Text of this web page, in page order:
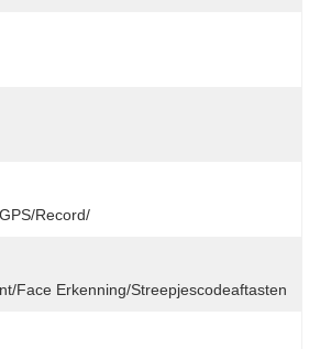
Record/
Face Erkenning/streepjescodeaftasten